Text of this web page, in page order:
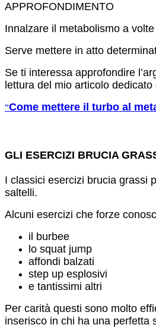
APPROFONDIMENTO
Innalzare il metabolismo a
Serve mettere in atto
Se ti interessa approfondire
lettura del mio articolo
“Come mettere il turbo al
GLI ESERCIZI BRUCIA
I classici esercizi brucia grassi
saltelli.
Alcuni esercizi che forze
il burbee
lo squat jump
affondi balzati
step up esplosivi
e tantissimi altri
Per carità questi sono molto
inserisco in chi ha una perfetta